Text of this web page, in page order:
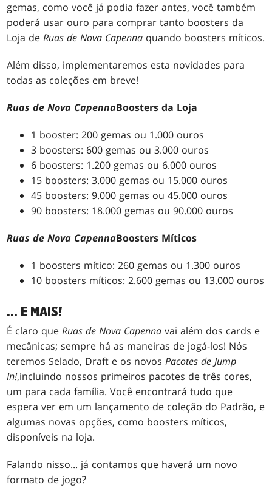
gemas, como você já podia fazer antes, você também
poderá usar ouro para comprar tanto boosters da
Loja deRuas de Nova Capenna quando boosters míticos.
Além disso, implementaremos esta novidades para
todas as coleções em breve!
Ruas de Nova CapennaBoosters da Loja
1 booster: 200 gemas ou 1.000 ouros
3 boosters: 600 gemas ou 3.000 ouros
6 boosters: 1.200 gemas ou 6.000 ouros
15 boosters: 3.000 gemas ou 15.000 ouros
45 boosters: 9.000 gemas ou 45.000 ouros
90 boosters: 18.000 gemas ou 90.000 ouros
Ruas de Nova CapennaBoosters Míticos
1 boosters mítico: 260 gemas ou 1.300 ouros
10 boosters míticos: 2.600 gemas ou 13.000 ouros
... E MAIS!
É claro queRuas de Nova Capenna vai além dos cards e
mecânicas; sempre há as maneiras de jogá-los! Nós
teremos Selado, Draft e os novosPacotes de Jump
In!,incluindo nossos primeiros pacotes de três cores,
um para cada família. Você encontrará tudo que
espera ver em um lançamento de coleção do Padrão, e
algumas novas opções, como boosters míticos,
disponíveis na loja.
Falando nisso... já contamos que haverá um novo
formato de jogo?